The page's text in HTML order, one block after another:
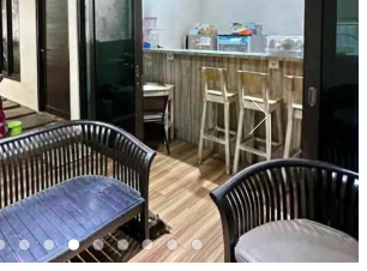
Untuk hasil simulasi
pada kotak-
Simpan